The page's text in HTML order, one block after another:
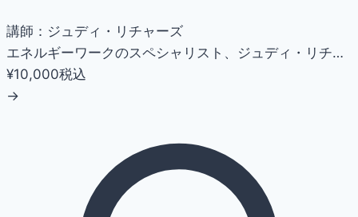
講師：ジュディ・リチャーズ
エネルギーワークのスペシャリスト、ジュディ・リチ…
¥10,000税込
→